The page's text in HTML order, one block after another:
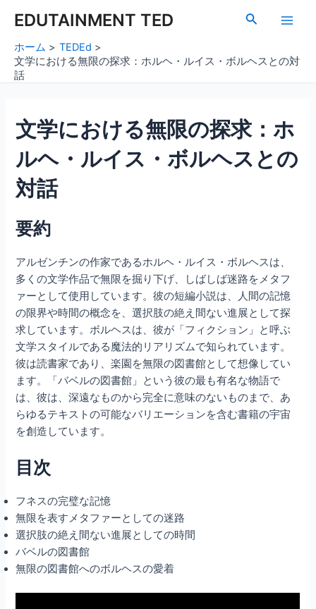
EDUTAINMENT TED
検
Main
ホーム
TEDEd
文学における無限の探求：ホルヘ・ルイス・ボルヘスとの対
話
文学における無限の探求：ホ
ルヘ・ルイス・ボルヘスとの
対話
要約
アルゼンチンの作家であるホルヘ・ルイス・ボルヘスは、
多くの文学作品で無限を掘り下げ、しばしば迷路をメタフ
ァーとして使用しています。彼の短編小説は、人間の記憶
の限界や時間の概念を、選択肢の絶え間ない進展として探
求しています。ボルヘスは、彼が「フィクション」と呼ぶ
文学スタイルである魔法的リアリズムで知られています。
彼は読書家であり、楽園を無限の図書館として想像してい
ます。「バベルの図書館」という彼の最も有名な物語で
は、彼は、深遠なものから完全に意味のないものまで、あ
らゆるテキストの可能なバリエーションを含む書籍の宇宙
を創造しています。
目次
フネスの完璧な記憶
無限を表すメタファーとしての迷路
選択肢の絶え間ない進展としての時間
バベルの図書館
無限の図書館へのボルヘスの愛着
navigation